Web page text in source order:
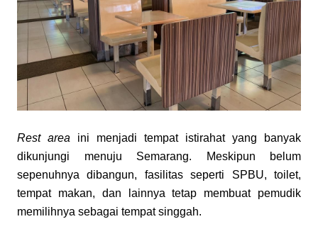
Rest area ini menjadi tempat istirahat yang banyak
dikunjungi menuju Semarang. Meskipun belum
sepenuhnya dibangun, fasilitas seperti SPBU, toilet,
tempat makan, dan lainnya tetap membuat pemudik
memilihnya sebagai tempat singgah.